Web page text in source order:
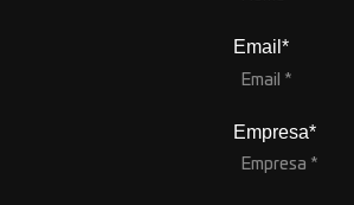
Email*
Empresa*